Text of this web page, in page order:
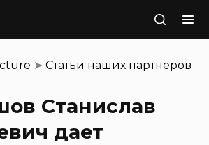
Поиск
➤Статьи наших партнеров
Станислав
дает